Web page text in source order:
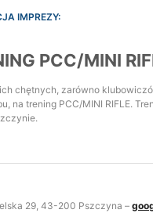
IMPREZY:
PCC/MINI
chętnych, zarówno
na trening PCC/MINI RIFLE.
29, 43-200 Pszczyna –